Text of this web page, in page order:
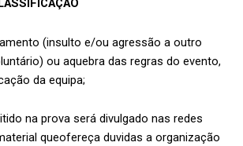
(insulto e/ou agressão a outro
ou aquebra das regras do evento,
da equipa;
na prova será divulgado nas redes
queofereça duvidas a organização